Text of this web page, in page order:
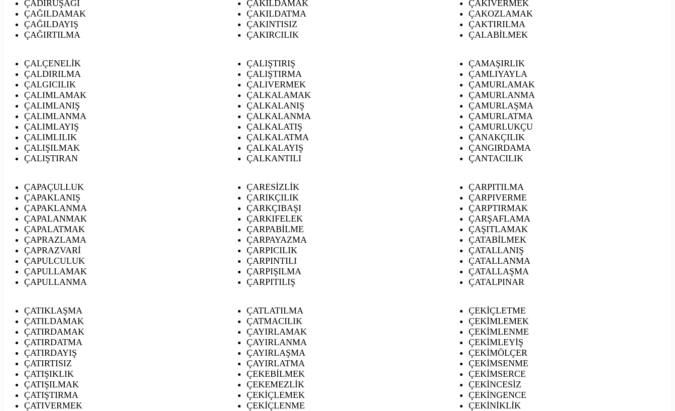
ÇADIRUŞAĞI
ÇAĞILDAMAK
ÇAĞILDAYIŞ
ÇAĞIRTILMA
ÇAKILDAMAK
ÇAKILDATMA
ÇAKINTISIZ
ÇAKIRCILIK
ÇAKIVERMEK
ÇAKOZLAMAK
ÇAKTIRILMA
ÇALABİLMEK
ÇALÇENELİK
ÇALDIRILMA
ÇALGICILIK
ÇALIMLAMAK
ÇALIMLANIŞ
ÇALIMLANMA
ÇALIMLAYIŞ
ÇALIMLILIK
ÇALIŞILMAK
ÇALIŞTIRAN
ÇALIŞTIRIŞ
ÇALIŞTIRMA
ÇALIVERMEK
ÇALKALAMAK
ÇALKALANIŞ
ÇALKALANMA
ÇALKALATIŞ
ÇALKALATMA
ÇALKALAYIŞ
ÇALKANTILI
ÇAMAŞIRLIK
ÇAMLIYAYLA
ÇAMURLAMAK
ÇAMURLANMA
ÇAMURLAŞMA
ÇAMURLATMA
ÇAMURLUKÇU
ÇANAKÇILIK
ÇANGIRDAMA
ÇANTACILIK
ÇAPAÇULLUK
ÇAPAKLANIŞ
ÇAPAKLANMA
ÇAPALANMAK
ÇAPALATMAK
ÇAPRAZLAMA
ÇAPRAZVARİ
ÇAPULCULUK
ÇAPULLAMAK
ÇAPULLANMA
ÇARESİZLİK
ÇARIKÇILIK
ÇARKÇIBAŞI
ÇARKIFELEK
ÇARPABİLME
ÇARPAYAZMA
ÇARPICILIK
ÇARPINTILI
ÇARPIŞILMA
ÇARPITILIŞ
ÇARPITILMA
ÇARPIVERME
ÇARPTIRMAK
ÇARŞAFLAMA
ÇAŞITLAMAK
ÇATABİLMEK
ÇATALLANIŞ
ÇATALLANMA
ÇATALLAŞMA
ÇATALPINAR
ÇATIKLAŞMA
ÇATILDAMAK
ÇATIRDAMAK
ÇATIRDATMA
ÇATIRDAYIŞ
ÇATIRTISIZ
ÇATIŞIKLIK
ÇATIŞILMAK
ÇATIŞTIRMA
ÇATIVERMEK
ÇATLATILMA
ÇATMACILIK
ÇAYIRLAMAK
ÇAYIRLANMA
ÇAYIRLAŞMA
ÇAYIRLATMA
ÇEKEBİLMEK
ÇEKEMEZLİK
ÇEKİÇLEMEK
ÇEKİÇLENME
ÇEKİÇLETME
ÇEKİMLEMEK
ÇEKİMLENME
ÇEKİMLEYİŞ
ÇEKİMÖLÇER
ÇEKİMSENME
ÇEKİMSERCE
ÇEKİNCESİZ
ÇEKİNGENCE
ÇEKİNİKLİK